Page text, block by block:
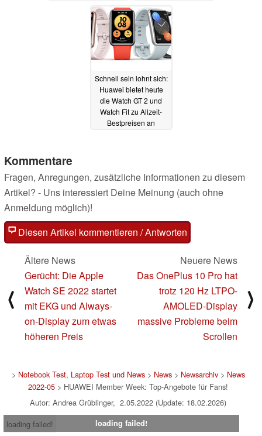
16.05.2022
16.05.2022
Schnell sein lohnt sich:
Huawei bietet heute
die Watch GT 2 und
Watch Fit zu Allzeit-
Bestpreisen an
Kommentare
Fragen, Anregungen, zusätzliche Informationen zu diesem
Artikel? - Uns interessiert Deine Meinung (auch ohne
Anmeldung möglich)!
Diesen Artikel kommentieren / Antworten
⟨
Ältere News
Gerücht: Die Apple
Watch SE 2022 startet
mit EKG und Always-
on-Display zum etwas
höheren Preis
Neuere News
Das OnePlus 10 Pro hat
trotz 120 Hz LTPO-
AMOLED-Display
massive Probleme beim
Scrollen
⟩
> Notebook Test, Laptop Test und News> News> Newsarchiv> News
2022-05 > HUAWEI Member Week: Top-Angebote für Fans!
Autor: Andrea Grüblinger, 2.05.2022 (Update: 18.02.2026)
loading failed!
loading failed!